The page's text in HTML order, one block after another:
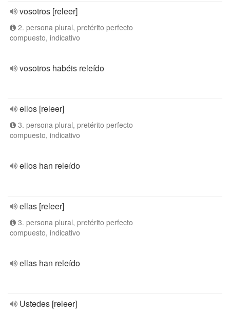
vosotros [releer]
2. persona plural, pretérito perfecto
compuesto, indicativo
vosotros habéis releído
ellos [releer]
3. persona plural, pretérito perfecto
compuesto, indicativo
ellos han releído
ellas [releer]
3. persona plural, pretérito perfecto
compuesto, indicativo
ellas han releído
Ustedes [releer]